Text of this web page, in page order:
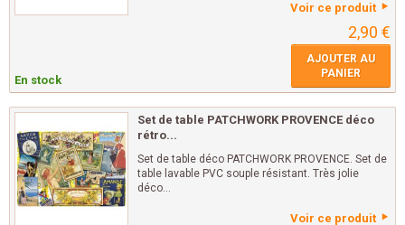
Voir ce produit
2,90 €
En stock
AJOUTER AU
PANIER
Set de table PATCHWORK PROVENCE déco
rétro...
Set de table déco PATCHWORK PROVENCE. Set de
table lavable PVC souple résistant. Très jolie
déco...
Voir ce produit